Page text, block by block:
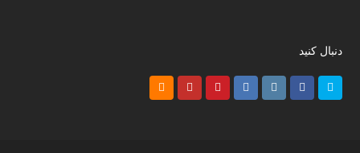
دنبال کنید
Twitter
Facebook
Instagram
LinkedIn
Pinterest
Youtube